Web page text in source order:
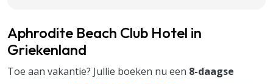
Aphrodite Beach Club Hotel in
Griekenland
Toe aan vakantie? Jullie boeken nu een 8-daagse